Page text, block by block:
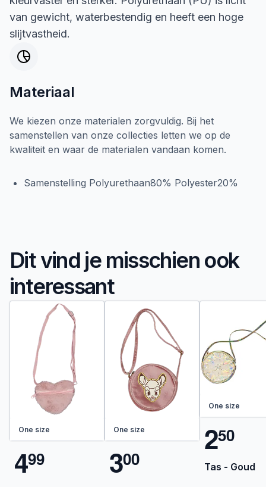
van gewicht, waterbestendig en heeft een hoge
slijtvastheid.
Materiaal
We kiezen onze materialen zorgvuldig. Bij het
samenstellen van onze collecties letten we op de
kwaliteit en waar de materialen vandaan komen.
Samenstelling Polyurethaan80% Polyester20%
Dit vind je misschien ook
interessant
One size
499
One size
300
One size
250
Tas - Goud